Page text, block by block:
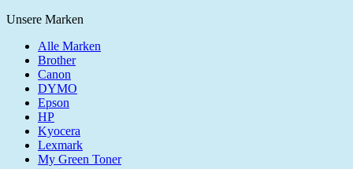
Unsere Marken
Alle Marken
Brother
Canon
DYMO
Epson
HP
Kyocera
Lexmark
My Green Toner